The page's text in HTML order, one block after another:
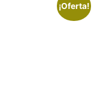
¡Oferta!